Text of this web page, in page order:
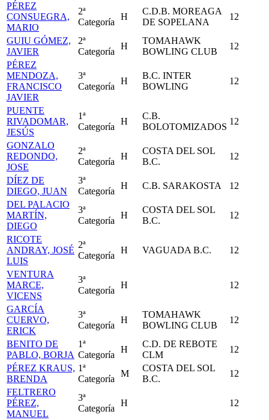
PÉREZ
CONSUEGRA,
MARIO
2ª
Categoría
H
C.D.B. MOREAGA
DE SOPELANA
12
GUIU GÓMEZ,
JAVIER
2ª
Categoría
H
TOMAHAWK
BOWLING CLUB
12
PÉREZ
MENDOZA,
FRANCISCO
JAVIER
3ª
Categoría
H
B.C. INTER
BOWLING
12
PUENTE
RIVADOMAR,
JESÚS
1ª
Categoría
H
C.B.
BOLOTOMIZADOS
12
GONZALO
REDONDO,
JOSE
2ª
Categoría
H
COSTA DEL SOL
B.C.
12
DÍEZ DE
DIEGO, JUAN
3ª
Categoría
H C.B. SARAKOSTA
12
DEL PALACIO
MARTÍN,
DIEGO
3ª
Categoría
H
COSTA DEL SOL
B.C.
12
RICOTE
ANDRAY, JOSÉ
LUIS
2ª
Categoría
H VAGUADA B.C. 12
VENTURA
MARCE,
VICENS
3ª
Categoría
H 12
GARCÍA
CUERVO,
ERICK
3ª
Categoría
H
TOMAHAWK
BOWLING CLUB
12
BENITO DE
PABLO, BORJA
1ª
Categoría
H
C.D. DE REBOTE
CLM
12
PÉREZ KRAUS,
BRENDA
1ª
Categoría
M
COSTA DEL SOL
B.C.
12
FELTRERO
PÉREZ,
MANUEL
3ª
Categoría
H 12